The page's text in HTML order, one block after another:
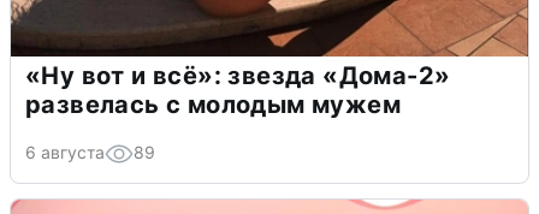
«Ну вот и всё»: звезда «Дома-2»
развелась с молодым мужем
6 августа 89